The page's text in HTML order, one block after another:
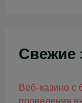
Свежие
Веб-казино с